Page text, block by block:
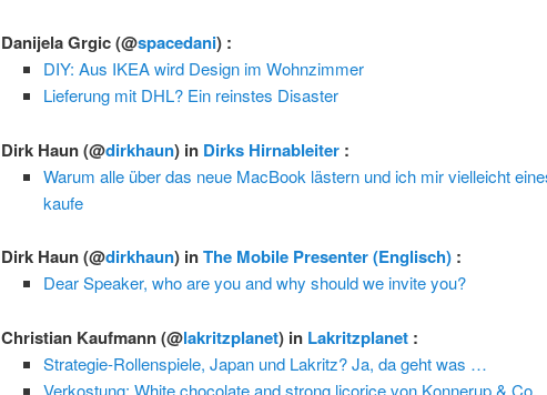
Danijela Grgic(@spacedani) :
DIY: Aus IKEA wird Design im Wohnzimmer
Lieferung mit DHL? Ein reinstes Disaster
Dirk Haun(@dirkhaun) in Dirks Hirnableiter :
Warum alle über das neue MacBook lästern und ich mir vielleicht
kaufe
Dirk Haun(@dirkhaun) inThe Mobile Presenter (Englisch) :
Dear Speaker, who are you and why should we invite you?
Christian Kaufmann(@lakritzplanet) in Lakritzplanet :
Strategie-Rollenspiele, Japan und Lakritz? Ja, da geht was …
Verkostung: White chocolate and strong licorice von Konnerup & Co.